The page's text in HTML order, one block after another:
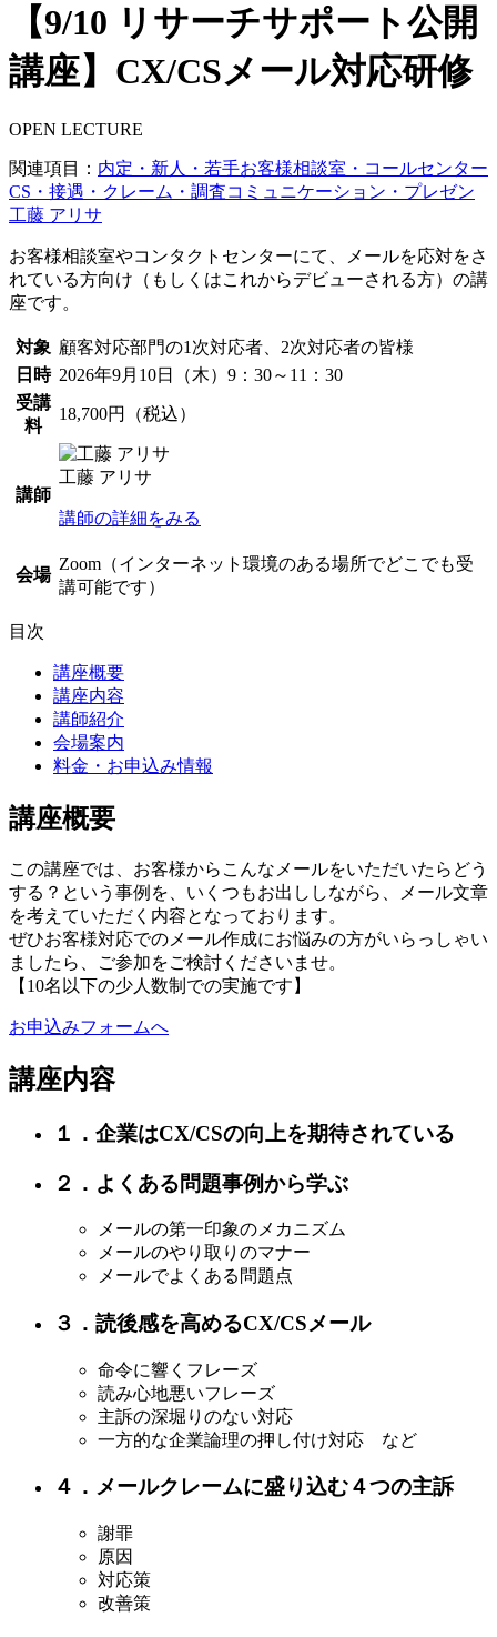
【9/10 リサーチサポート公開
講座】CX/CSメール対応研修
OPEN LECTURE
関連項目： 内定・新人・若手お客様相談室・コールセンター
CS・接遇・クレーム・調査コミュニケーション・プレゼン
工藤 アリサ
お客様相談室やコンタクトセンターにて、メールを応対をさ
れている方向け（もしくはこれからデビューされる方）の講
座です。
対象 顧客対応部門の1次対応者、2次対応者の皆様
日時 2026年9月10日（木）9：30～11：30
受講
料
18,700円（税込）
講師
工藤 アリサ
講師の詳細をみる
会場
Zoom（インターネット環境のある場所でどこでも受
講可能です）
目次
講座概要
講座内容
講師紹介
会場案内
料金・お申込み情報
講座概要
この講座では、お客様からこんなメールをいただいたらどう
する？という事例を、いくつもお出ししながら、メール文章
を考えていただく内容となっております。
ぜひお客様対応でのメール作成にお悩みの方がいらっしゃい
ましたら、ご参加をご検討くださいませ。
【10名以下の少人数制での実施です】
お申込みフォームへ
講座内容
１．企業はCX/CSの向上を期待されている
２．よくある問題事例から学ぶ
メールの第一印象のメカニズム
メールのやり取りのマナー
メールでよくある問題点
３．読後感を高めるCX/CSメール
命令に響くフレーズ
読み心地悪いフレーズ
主訴の深堀りのない対応
一方的な企業論理の押し付け対応 など
４．メールクレームに盛り込む４つの主訴
謝罪
原因
対応策
改善策